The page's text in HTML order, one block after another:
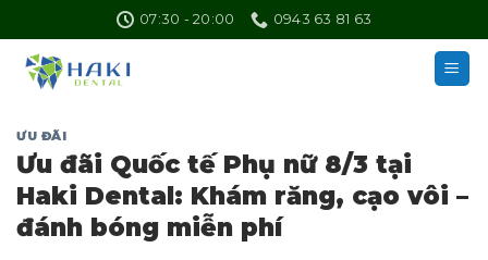
to
content
07:30 - 20:00 0943 63 81 63
ƯU ĐÃI
Ưu đãi Quốc tế Phụ nữ 8/3 tại
Haki Dental: Khám răng, cạo vôi –
đánh bóng miễn phí